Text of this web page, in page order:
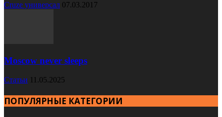
Cruze универсал 07.03.2017
Moscow never sleeps
Статьи 11.05.2025
ПОПУЛЯРНЫЕ КАТЕГОРИИ